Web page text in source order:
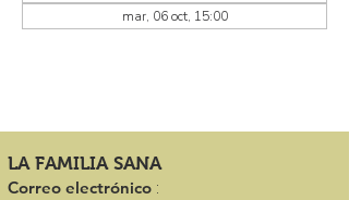
mar, 06 oct, 15:00
LA FAMILIA SANA
Correo electrónico :